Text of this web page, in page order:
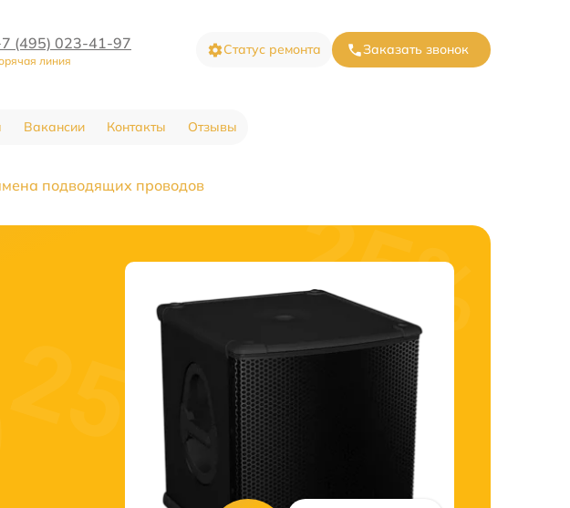
(495) 023-41-97
линия
Статус ремонта Заказать звонок
Вакансии Контакты Отзывы
подводящих проводов